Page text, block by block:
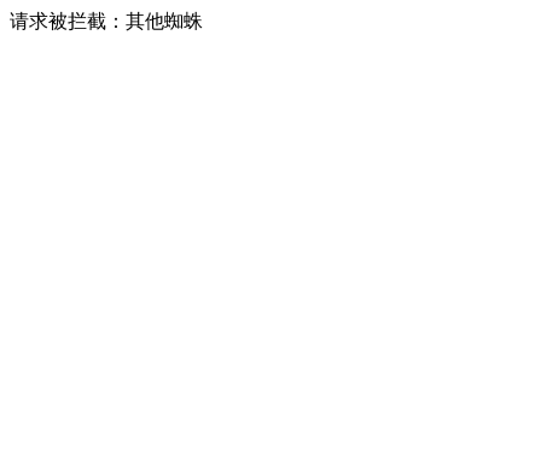
请求被拦截：其他蜘蛛